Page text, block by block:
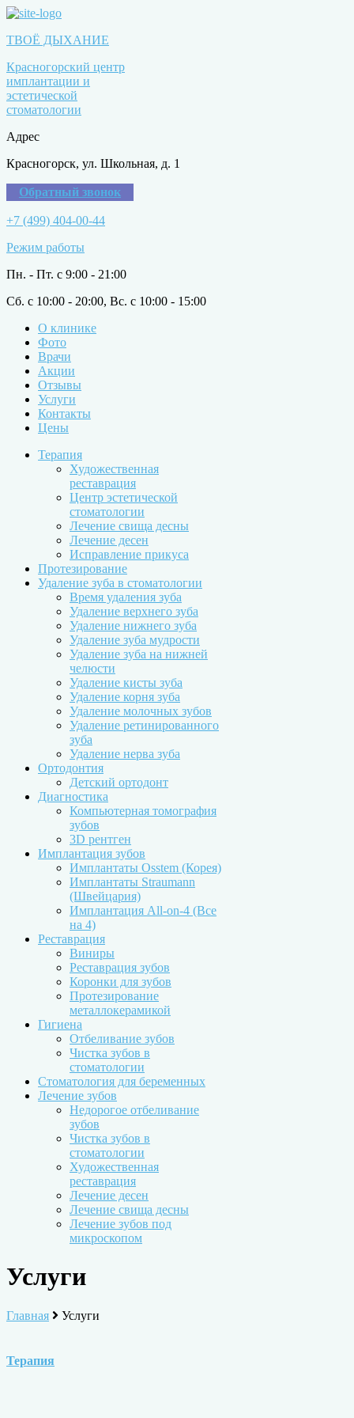
ТВОЁ ДЫХАНИЕ
Красногорский центр
имплантации и
эстетической
стоматологии
Адрес
Красногорск, ул. Школьная, д. 1
Обратный звонок
+7 (499) 404-00-44
Режим работы
Пн. - Пт. с 9:00 - 21:00
Сб. с 10:00 - 20:00, Вс. с 10:00 - 15:00
О клинике
Фото
Врачи
Акции
Отзывы
Услуги
Контакты
Цены
Терапия
Художественная
реставрация
Центр эстетической
стоматологии
Лечение свища десны
Лечение десен
Исправление прикуса
Протезирование
Удаление зуба в стоматологии
Время удаления зуба
Удаление верхнего зуба
Удаление нижнего зуба
Удаление зуба мудрости
Удаление зуба на нижней
челюсти
Удаление кисты зуба
Удаление корня зуба
Удаление молочных зубов
Удаление ретинированного
зуба
Удаление нерва зуба
Ортодонтия
Детский ортодонт
Диагностика
Компьютерная томография
зубов
3D рентген
Имплантация зубов
Имплантаты Osstem (Корея)
Имплантаты Straumann
(Швейцария)
Имплантация All-on-4 (Все
на 4)
Реставрация
Виниры
Реставрация зубов
Коронки для зубов
Протезирование
металлокерамикой
Гигиена
Отбеливание зубов
Чистка зубов в
стоматологии
Стоматология для беременных
Лечение зубов
Недорогое отбеливание
зубов
Чистка зубов в
стоматологии
Художественная
реставрация
Лечение десен
Лечение свища десны
Лечение зубов под
микроскопом
Услуги
Главная Услуги
Терапия